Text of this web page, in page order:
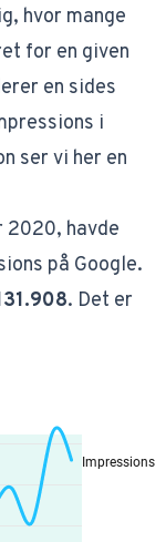
hvor mange
for en given
en sides
i
ser vi her en
2020, havde
på Google.
. Det er